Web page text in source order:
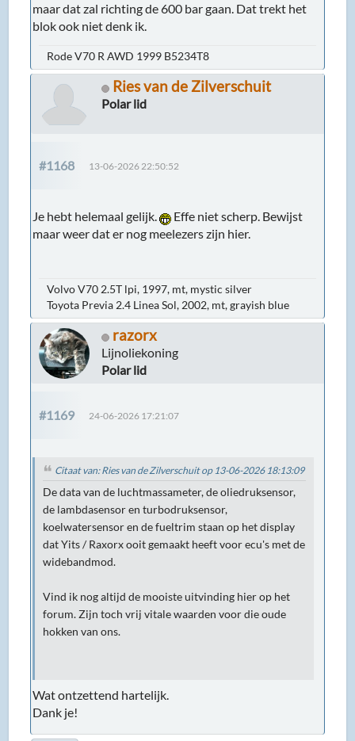
maar dat zal richting de 600 bar gaan. Dat trekt het
blok ook niet denk ik.
Rode V70 R AWD 1999 B5234T8
Ries van de Zilverschuit
Polar lid
#1168 13-06-2026 22:50:52
Je hebt helemaal gelijk.
Effe niet scherp. Bewijst
maar weer dat er nog meelezers zijn hier.
Volvo V70 2.5T lpi, 1997, mt, mystic silver
Toyota Previa 2.4 Linea Sol, 2002, mt, grayish blue
razorx
Lijnoliekoning
Polar lid
#1169 24-06-2026 17:21:07
Citaat van: Ries van de Zilverschuit op 13-06-2026 18:13:09
De data van de luchtmassameter, de oliedruksensor,
de lambdasensor en turbodruksensor,
koelwatersensor en de fueltrim staan op het display
dat Yits / Raxorx ooit gemaakt heeft voor ecu's met de
widebandmod.
Vind ik nog altijd de mooiste uitvinding hier op het
forum. Zijn toch vrij vitale waarden voor die oude
hokken van ons.
Wat ontzettend hartelijk.
Dank je!